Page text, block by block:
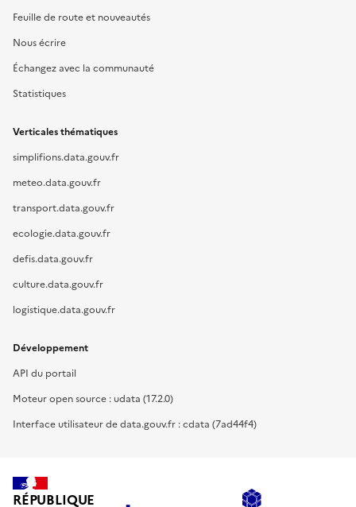
Feuille de route et nouveautés
Nous écrire
Échangez avec la communauté
Statistiques
Verticales thématiques
simplifions.data.gouv.fr
meteo.data.gouv.fr
transport.data.gouv.fr
ecologie.data.gouv.fr
defis.data.gouv.fr
culture.data.gouv.fr
logistique.data.gouv.fr
Développement
API du portail
Moteur open source : udata (17.2.0)
Interface utilisateur de data.gouv.fr : cdata (7ad44f4)
RÉPUBLIQUE